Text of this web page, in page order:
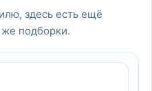
здесь есть ещё
же подборки.